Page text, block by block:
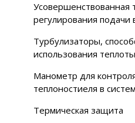
Усовершенствованная
регулирования подачи
Турбулизаторы,
использования
Манометр для
теплоностиеля в
Термическая защита